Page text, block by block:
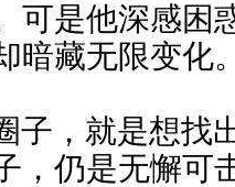
可是他深感困
暗藏无限变化
子，就是想找
，仍是无懈可